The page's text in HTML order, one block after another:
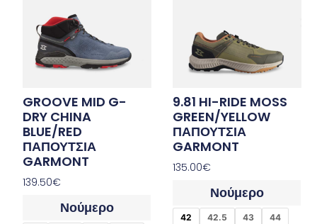
GROOVE MID G-
DRY CHINA
BLUE/RED
ΠΑΠΟΥΤΣΙΑ
GARMONT
139.50€
Νούμερο
9.81 HI-RIDE MOSS
GREEN/YELLOW
ΠΑΠΟΥΤΣΙΑ
GARMONT
135.00€
Νούμερο
42 42.5 43
44